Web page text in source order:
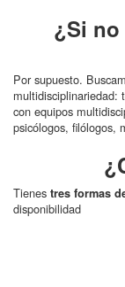
¿Si
Por supuesto.
multidisciplinariedad:
con equipos
psicólogos, filólogos,
Tienes tres formas
disponibilidad